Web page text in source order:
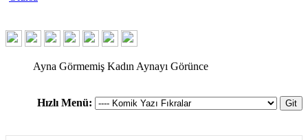
Ayna Görmemiş Kadın Aynayı Görünce
Hızlı Menü: